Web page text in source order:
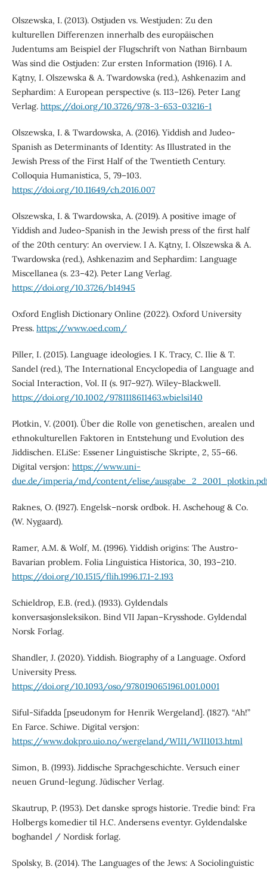
Olszewska, I. (2013). Ostjuden vs. Westjuden: Zu den
kulturellen Differenzen innerhalb des europäischen
Judentums am Beispiel der Flugschrift von Nathan Birnbaum
Was sind die Ostjuden: Zur ersten Information (1916). I A.
Kątny, I. Olszewska & A. Twardowska (red.), Ashkenazim and
Sephardim: A European perspective (s. 113–126). Peter Lang
Verlag. https://doi.org/10.3726/978-3-653-03216-1
Olszewska, I. & Twardowska, A. (2016). Yiddish and Judeo-
Spanish as Determinants of Identity: As Illustrated in the
Jewish Press of the First Half of the Twentieth Century.
Colloquia Humanistica, 5, 79–103.
https://doi.org/10.11649/ch.2016.007
Olszewska, I. & Twardowska, A. (2019). A positive image of
Yiddish and Judeo-Spanish in the Jewish press of the first half
of the 20th century: An overview. I A. Kątny, I. Olszewska & A.
Twardowska (red.), Ashkenazim and Sephardim: Language
Miscellanea (s. 23–42). Peter Lang Verlag.
https://doi.org/10.3726/b14945
Oxford English Dictionary Online (2022). Oxford University
Press. https://www.oed.com/
Piller, I. (2015). Language ideologies. I K. Tracy, C. Ilie & T.
Sandel (red.), The International Encyclopedia of Language and
Social Interaction, Vol. II (s. 917–927). Wiley-Blackwell.
https://doi.org/10.1002/9781118611463.wbielsi140
Plotkin, V. (2001). Über die Rolle von genetischen, arealen und
ethnokulturellen Faktoren in Entstehung und Evolution des
Jiddischen. ELiSe: Essener Linguistische Skripte, 2, 55–66.
Digital versjon: https://www.uni-
due.de/imperia/md/content/elise/
Raknes, O. (1927). Engelsk–norsk ordbok. H. Aschehoug & Co.
(W. Nygaard).
Ramer, A.M. & Wolf, M. (1996). Yiddish origins: The Austro-
Bavarian problem. Folia Linguistica Historica, 30, 193–210.
https://doi.org/10.1515/flih.1996.17.1-2.193
Schieldrop, E.B. (red.). (1933). Gyldendals
konversasjonsleksikon. Bind VII Japan–Krysshode. Gyldendal
Norsk Forlag.
Shandler, J. (2020). Yiddish. Biography of a Language. Oxford
University Press.
https://doi.org/10.1093/oso/9780190651961.001.0001
Siful-Sifadda [pseudonym for Henrik Wergeland]. (1827). “Ah!”
En Farce. Schiwe. Digital versjon:
https://www.dokpro.uio.no/wergeland/WII1/WII1013.html
Simon, B. (1993). Jiddische Sprachgeschichte. Versuch einer
neuen Grund-legung. Jüdischer Verlag.
Skautrup, P. (1953). Det danske sprogs historie. Tredie bind: Fra
Holbergs komedier til H.C. Andersens eventyr. Gyldendalske
boghandel / Nordisk forlag.
Spolsky, B. (2014). The Languages of the Jews: A Sociolinguistic